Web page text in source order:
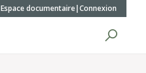
Espace documentaire Connexion